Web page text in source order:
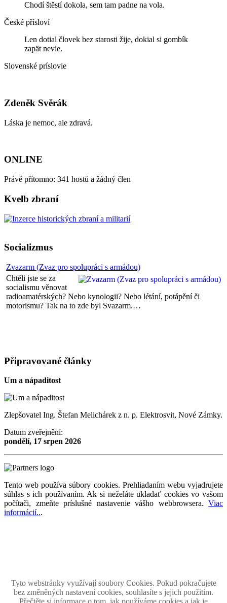
Chodí štěstí dokola, sem tam padne na vola.
České přísloví
Len dotial človek bez starosti žije, dokial si gombík
zapät nevie.
Slovenské príslovie
Zdeněk Svěrák
Láska je nemoc, ale zdravá.
ONLINE
Právě přítomno: 341 hostů a žádný člen
Kvelb zbraní
Socializmus
Zvazarm (Zvaz pro spolupráci s armádou)
Chtěli jste se za
socialismu věnovat
radioamatérských? Nebo kynologii? Nebo létání, potápění či
motorismu? Tak na to zde byl Svazarm.…
Připravované články
Um a nápaditost
Zlepšovatel Ing. Štefan Melichárek z n. p. Elektrosvit, Nové Zámky.
Datum zveřejnění:
pondělí, 17 srpen 2026
Tento web používa súbory cookies. Prehliadaním webu vyjadrujete
súhlas s ich používaním. Ak si neželáte ukladať cookies vo vašom
počítači, zmeňte príslušné nastavenie vášho webbrowsera. Viac
informácií...
Tyto webstránky využívají soubory Cookies. Pokud pokračujete
bez změněných nastavení cookies, souhlasíte s jejich použitím.